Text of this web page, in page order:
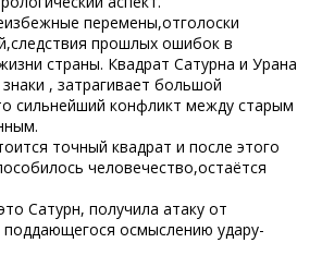
перемены,отголоски
прошлых ошибок в
страны. Квадрат Сатурна и Урана
, затрагивает большой
сильнейший конфликт между старым
точный квадрат и после этого
человечество,остаётся
Сатурн, получила атаку от
осмыслению удару-